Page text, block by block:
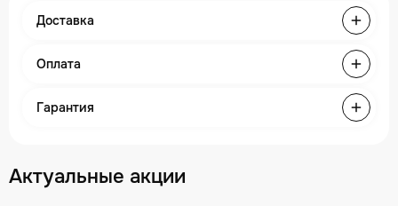
Доставка
Оплата
Гарантия
Актуальные акции